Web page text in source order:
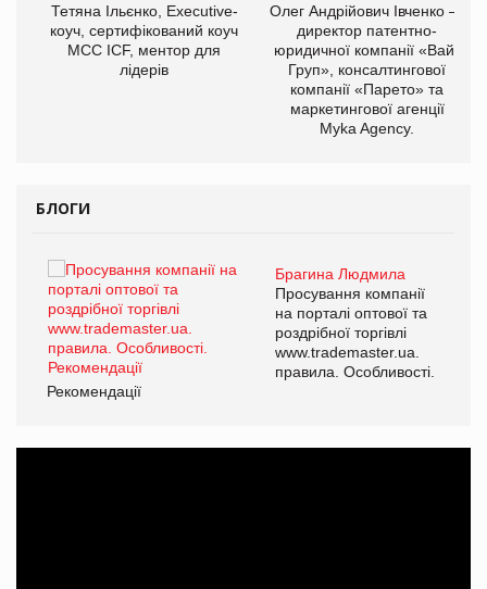
Тетяна Ільєнко, Executive-
коуч, сертифікований коуч
МСС ICF, ментор для
лідерів
Олег Андрійович Івченко —
директор патентно-
юридичної компанії «Вайз
Груп», консалтингової
компанії «Парето» та
маркетингової агенції
Myka Agency.
БЛОГИ
Брагина Людмила
Просування компанії
на порталі оптової та
роздрібної торгівлі
www.trademaster.ua.
правила. Особливості.
Рекомендації